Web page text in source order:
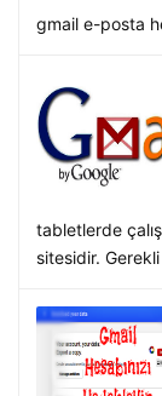
gmail e-posta
tabletlerde
sitesidir.